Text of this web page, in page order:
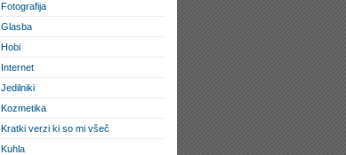
Fotografija
Glasba
Hobi
Internet
Jedilniki
Kozmetika
Kratki verzi ki so mi všeč
Kuhla